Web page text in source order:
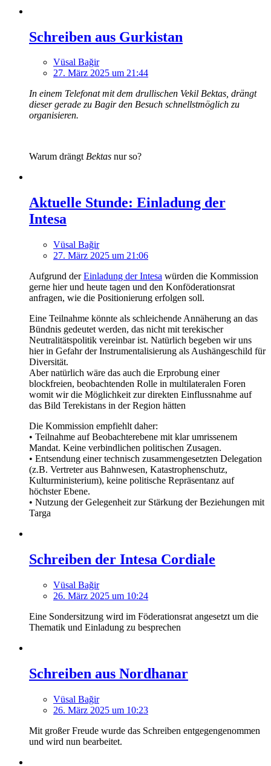
Schreiben aus Gurkistan
Vüsal Bağir
27. März 2025 um 21:44
In einem Telefonat mit dem drullischen Vekil Bektas, drängt
dieser gerade zu Bagir den Besuch schnellstmöglich zu
organisieren.
Warum drängtBektas nur so?
Aktuelle Stunde: Einladung der
Intesa
Vüsal Bağir
27. März 2025 um 21:06
Aufgrund derEinladung der Intesa würden die Kommission
gerne hier und heute tagen und den Konföderationsrat
anfragen, wie die Positionierung erfolgen soll.
Eine Teilnahme könnte als schleichende Annäherung an das
Bündnis gedeutet werden, das nicht mit terekischer
Neutralitätspolitik vereinbar ist. Natürlich begeben wir uns
hier in Gefahr der Instrumentalisierung als Aushängeschild für
Diversität.
Aber natürlich wäre das auch die Erprobung einer
blockfreien, beobachtenden Rolle in multilateralen Foren
womit wir die Möglichkeit zur direkten Einflussnahme auf
das Bild Terekistans in der Region hätten
Die Kommission empfiehlt daher:
• Teilnahme auf Beobachterebene mit klar umrissenem
Mandat. Keine verbindlichen politischen Zusagen.
• Entsendung einer technisch zusammengesetzten Delegation
(z.B. Vertreter aus Bahnwesen, Katastrophenschutz,
Kulturministerium), keine politische Repräsentanz auf
höchster Ebene.
• Nutzung der Gelegenheit zur Stärkung der Beziehungen mit
Targa
Schreiben der Intesa Cordiale
Vüsal Bağir
26. März 2025 um 10:24
Eine Sondersitzung wird im Föderationsrat angesetzt um die
Thematik und Einladung zu besprechen
Schreiben aus Nordhanar
Vüsal Bağir
26. März 2025 um 10:23
Mit großer Freude wurde das Schreiben entgegengenommen
und wird nun bearbeitet.